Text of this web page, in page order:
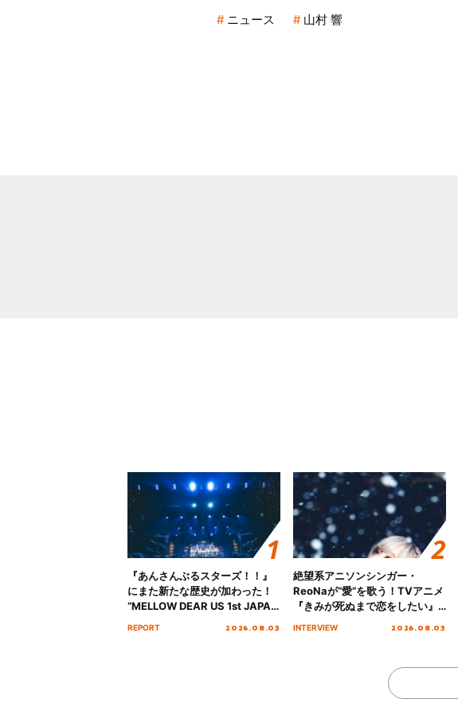
ニュース 山村 響
『あんさんぶるスターズ！！』
にまた新たな歴史が加わった！
“MELLOW DEAR US 1st JAPAN
!!」Dear 横浜BUNTAI”をレポー
REPORT 2026.08.03
絶望系アニソンシンガー・
ReoNaが“愛”を歌う！TVアニメ
『きみが死ぬまで恋をしたい』
INTERVIEW 2026.08.03